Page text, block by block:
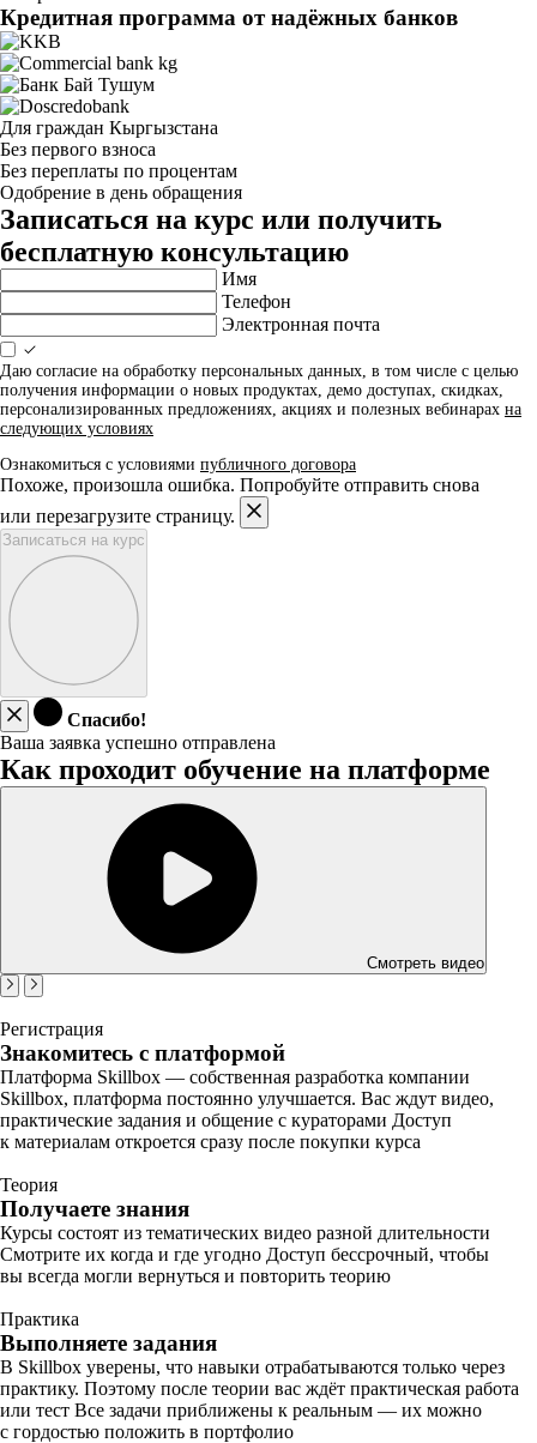
Кредитная программа от надёжных банков
Для граждан Кыргызстана
Без первого взноса
Без переплаты по процентам
Одобрение в день обращения
Записаться на курс или получить
бесплатную консультацию
Имя
Телефон
Электронная почта
Даю согласие на обработку персональных данных, в том числе с целью
получения информации о новых продуктах, демо доступах, скидках,
персонализированных предложениях, акциях и полезных вебинарах на
следующих условиях
Ознакомиться с условиями публичного договора
Похоже, произошла ошибка. Попробуйте отправить снова
или перезагрузите страницу.
Записаться на курс
Спасибо!
Ваша заявка успешно отправлена
Как проходит обучение на платформе
Смотреть видео
Регистрация
Знакомитесь с платформой
Платформа Skillbox — собственная разработка компании
Skillbox, платформа постоянно улучшается. Вас ждут видео,
практические задания и общение с кураторами Доступ
к материалам откроется сразу после покупки курса
Теория
Получаете знания
Курсы состоят из тематических видео разной длительности
Смотрите их когда и где угодно Доступ бессрочный, чтобы
вы всегда могли вернуться и повторить теорию
Практика
Выполняете задания
В Skillbox уверены, что навыки отрабатываются только через
практику. Поэтому после теории вас ждёт практическая работа
или тест Все задачи приближены к реальным — их можно
с гордостью положить в портфолио